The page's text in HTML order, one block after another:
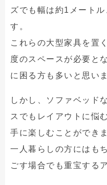
ズでも幅は約1メート
す。
これらの大型家具を置
度のスペースが必要と
に困る方も多いと思いま
しかし、ソファベッド
スでもレイアウトに悩
手に楽しむことができま
一人暮らしの方にはも
ごす場合でも重宝する